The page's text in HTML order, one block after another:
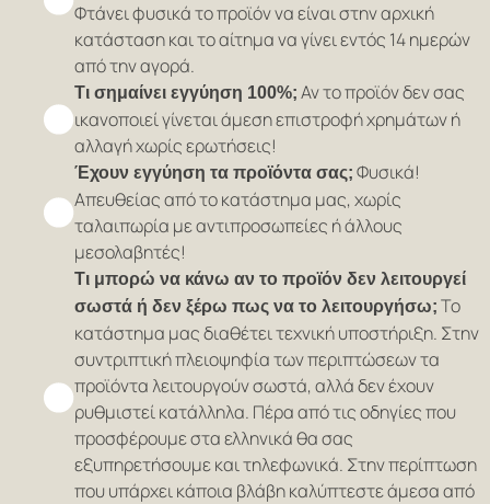
Φτάνει φυσικά το προϊόν να είναι στην αρχική
κατάσταση και το αίτημα να γίνει εντός 14 ημερών
από την αγορά.
Τι σημαίνει εγγύηση 100%; Αν το προϊόν δεν σας
ικανοποιεί γίνεται άμεση επιστροφή χρημάτων ή
αλλαγή χωρίς ερωτήσεις!
Έχουν εγγύηση τα προϊόντα σας; Φυσικά!
Απευθείας από το κατάστημα μας, χωρίς
ταλαιπωρία με αντιπροσωπείες ή άλλους
μεσολαβητές!
Τι μπορώ να κάνω αν το προϊόν δεν λειτουργεί
σωστά ή δεν ξέρω πως να το λειτουργήσω; Το
κατάστημα μας διαθέτει τεχνική υποστήριξη. Στην
συντριπτική πλειοψηφία των περιπτώσεων τα
προϊόντα λειτουργούν σωστά, αλλά δεν έχουν
ρυθμιστεί κατάλληλα. Πέρα από τις οδηγίες που
προσφέρουμε στα ελληνικά θα σας
εξυπηρετήσουμε και τηλεφωνικά. Στην περίπτωση
που υπάρχει κάποια βλάβη καλύπτεστε άμεσα από